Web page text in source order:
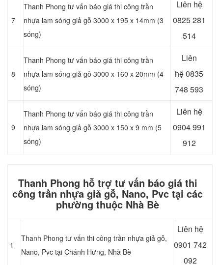
7
Thanh Phong tư vấn báo giá thi công trần
nhựa lam sóng giả gỗ 3000 x 195 x 14mm (3
sóng)
Liên hệ
0825 281
514
8
Thanh Phong tư vấn báo giá thi công trần
nhựa lam sóng giả gỗ 3000 x 160 x 20mm (4
sóng)
Liên
hệ0835
748 593
9
Thanh Phong tư vấn báo giá thi công trần
nhựa lam sóng giả gỗ 3000 x 150 x 9 mm (5
sóng)
Liên hệ
0904 991
912
Thanh Phong hỗ trợ tư vấn báo giá thi
công trần nhựa giả gỗ, Nano, Pvc tại các
phường thuộc Nhà Bè
1
Thanh Phong tư vấn thi công trần nhựa giả gỗ,
Nano, Pvc tại Chánh Hưng, Nhà Bè
Liên hệ
0901 742
092